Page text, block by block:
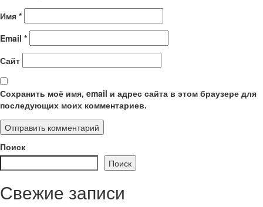
Имя *
Email *
Сайт
Сохранить моё имя, email и адрес сайта в этом браузере для
последующих моих комментариев.
Поиск
Поиск
Свежие записи